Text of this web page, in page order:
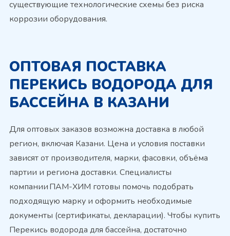
существующие технологические схемы без риска
коррозии оборудования.
ОПТОВАЯ ПОСТАВКА
ПЕРЕКИСЬ ВОДОРОДА ДЛЯ
БАССЕЙНА В КАЗАНИ
Для оптовых заказов возможна доставка в любой
регион, включая Казани. Цена и условия поставки
зависят от производителя, марки, фасовки, объёма
партии и региона доставки. Специалисты
компании ПАМ-ХИМ готовы помочь подобрать
подходящую марку и оформить необходимые
документы (сертификаты, декларации). Чтобы купить
Перекись водорода для бассейна, достаточно